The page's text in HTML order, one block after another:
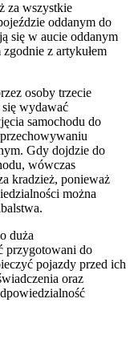
za wszystkie
oddanym do
się w aucie oddanym
z artykułem
osoby trzecie
wydawać
samochodu do
Gdy dojdzie do
wówczas
kradzież, ponieważ
można
duża
przygotowani do
pojazdy przed ich
oraz